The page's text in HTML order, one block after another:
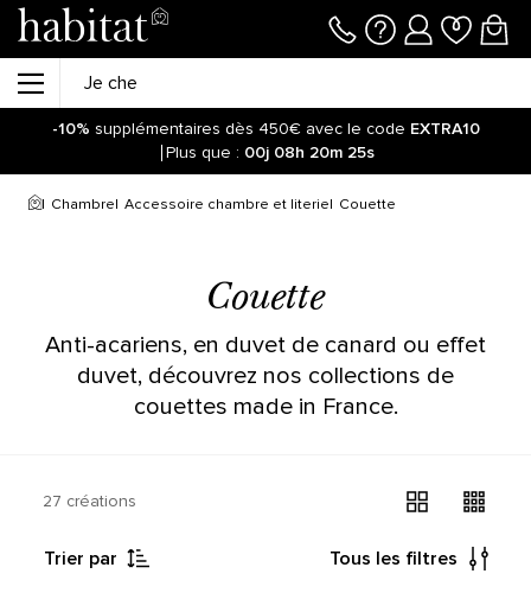
-10% supplémentaires dès 450€ avec le code EXTRA10
Plus que : 00j 08h 20m 25s
Soyez informé de la réouverture des ventes sur notre site !
Cliquez ici.
Chambre Accessoire chambre et literie Couette
Couette
Anti-acariens, en duvet de canard ou effet
duvet, découvrez nos collections de
couettes made in France.
27 créations
Trier par Tous les filtres